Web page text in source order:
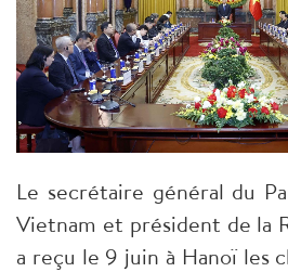
Le secrétaire général du
Vietnam et président de la
a reçu le 9 juin à Hanoï les